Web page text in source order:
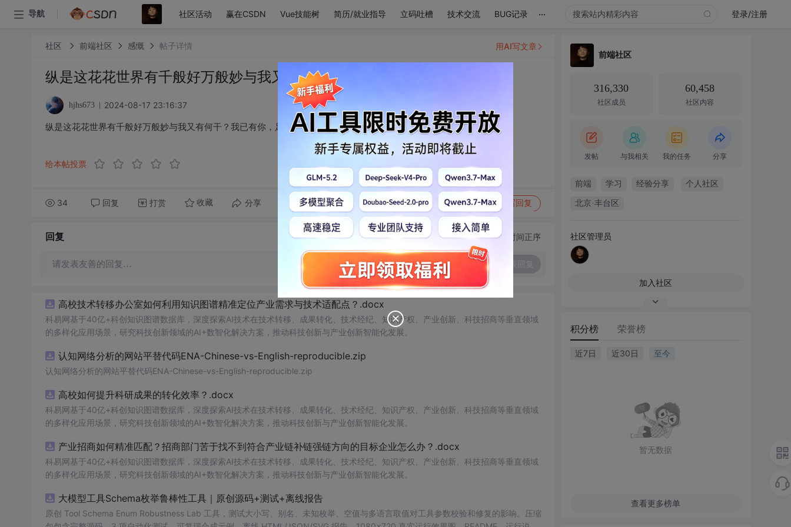
导航 社区活动 赢在CSDN Vue技能树 简历/就业指导 立码吐槽 技术交流 BUG记录 ... 登录/注册
社区 前端社区 感慨 帖子详情
纵是这花花世界有千般好万般妙与我又有何干？我已有你，足矣！
hjhs673 2024-08-17 23:16:37
纵是这花花世界有千般好万般妙与我又有何干？我已有你，足矣！
给本帖投票
34 回复 打赏 收藏 分享 转发到动态 举报 写回复
用AI写文章
回复 切换为时间正序
请发表友善的回复…
高校技术转移办公室如何利用知识图谱精准定位产业需求与技术适配点？.docx
科易网基于40亿+科创知识图谱数据库，深度探索AI技术在技术转移、成果转化、技术经纪、知识产权、产业创新、科技招商等垂直领域
的多样化应用场景，研究科技创新领域的AI+数智化解决方案，推动科技创新与产业创新智能化发展。
认知网络分析的网站平替代码ENA-Chinese-vs-English-reproducible.zip
认知网络分析的网站平替代码ENA-Chinese-vs-English-reproducible.zip
高校如何提升科研成果的转化效率？.docx
科易网基于40亿+科创知识图谱数据库，深度探索AI技术在技术转移、成果转化、技术经纪、知识产权、产业创新、科技招商等垂直领域
的多样化应用场景，研究科技创新领域的AI+数智化解决方案，推动科技创新与产业创新智能化发展。
产业招商如何精准匹配？招商部门苦于找不到符合产业链补链强链方向的目标企业怎么办？.docx
科易网基于40亿+科创知识图谱数据库，深度探索AI技术在技术转移、成果转化、技术经纪、知识产权、产业创新、科技招商等垂直领域
的多样化应用场景，研究科技创新领域的AI+数智化解决方案，推动科技创新与产业创新智能化发展。
大模型工具Schema枚举鲁棒性工具｜原创源码+测试+离线报告
原创 Tool Schema Enum Robustness Lab 工具，测试大小写、别名、未知枚举、空值与多语言取值对工具参数校验和修复的影响。压缩
前端社区
316,330
社区成员
60,458
社区内容
发帖 与我相关 我的任务 分享
前端 学习 经验分享 个人社区
北京·丰台区
社区管理员
加入社区
积分榜 荣誉榜
近7日 近30日 至今
暂无数据
查看更多榜单